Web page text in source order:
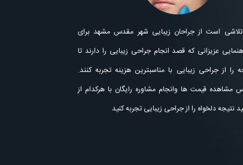
است از جراحان زیبایی شهر مقدس مشهد برای
عزیزانی که قصد انجام جراحی زیبایی را دارند تا
را از جراحی زیبایی با مناسبترین هزینه تجربه کنند.
مشاهده قیمت ها وانجام مشاوره رایگان با هرکدام از
نتیجه دلخواه را از جراحی زیبایی تجربه کنید